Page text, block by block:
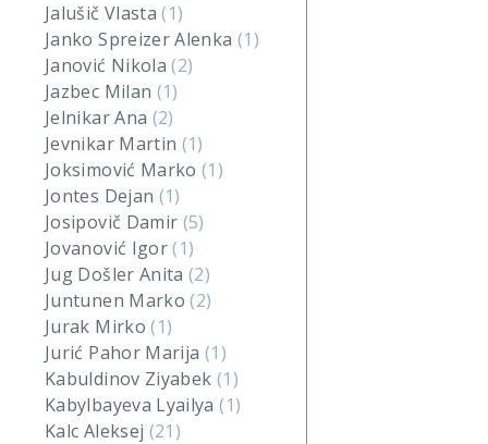
Jalušič Vlasta(1)
Janko Spreizer Alenka (1)
Janović Nikola(2)
Jazbec Milan (1)
Jelnikar Ana (2)
Jevnikar Martin (1)
Joksimović Marko(1)
Jontes Dejan (1)
Josipovič Damir (5)
Jovanović Igor(1)
Jug Došler Anita(2)
Juntunen Marko(2)
Jurak Mirko(1)
Jurić Pahor Marija (1)
Kabuldinov Ziyabek (1)
Kabylbayeva Lyailya(1)
Kalc Aleksej (21)